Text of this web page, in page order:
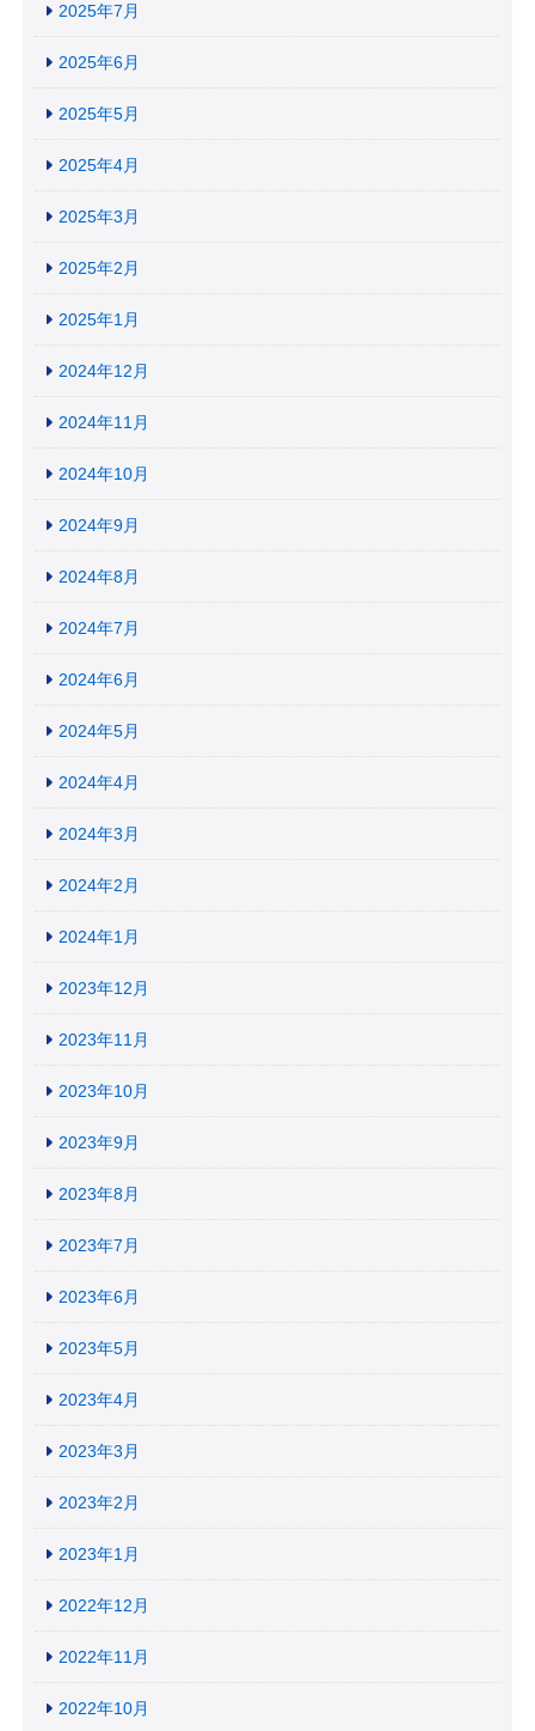
2025年7月
2025年6月
2025年5月
2025年4月
2025年3月
2025年2月
2025年1月
2024年12月
2024年11月
2024年10月
2024年9月
2024年8月
2024年7月
2024年6月
2024年5月
2024年4月
2024年3月
2024年2月
2024年1月
2023年12月
2023年11月
2023年10月
2023年9月
2023年8月
2023年7月
2023年6月
2023年5月
2023年4月
2023年3月
2023年2月
2023年1月
2022年12月
2022年11月
2022年10月